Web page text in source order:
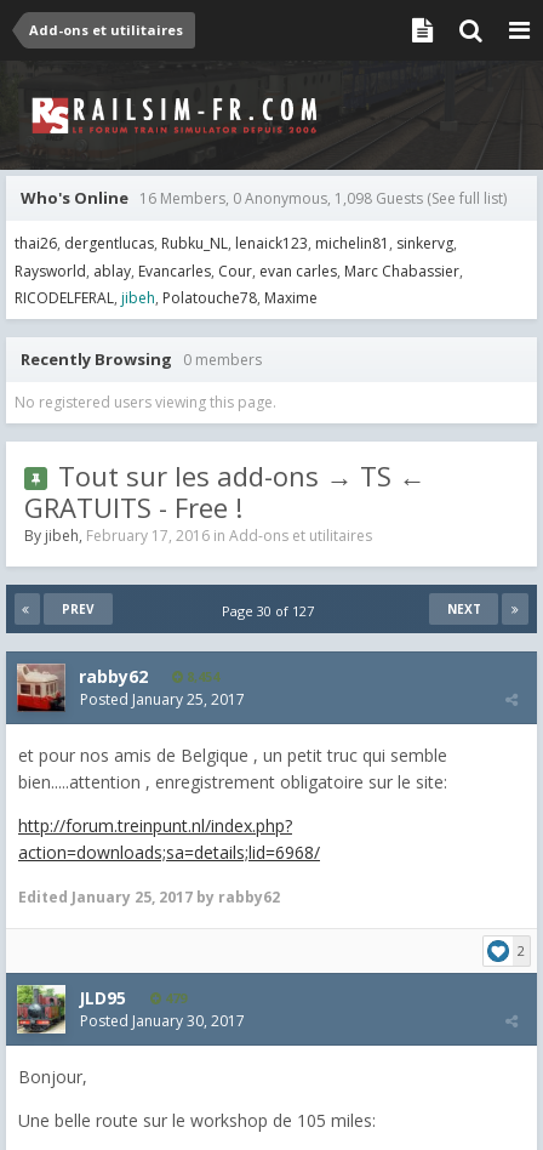
Add-ons et utilitaires
Who's Online 16 Members, 0 Anonymous, 1,098 Guests (See full list)
thai26 dergentlucas Rubku_NL lenaick123 michelin81 sinkervg
Raysworld ablay Evancarles Cour evan carles Marc Chabassier
RICODELFERAL jibeh Polatouche78 Maxime
Recently Browsing 0 members
No registered users viewing this page.
Tout sur les add-ons → TS ←
GRATUITS - Free !
By jibeh, February 17, 2016 in Add-ons et utilitaires
PREV NEXT
Page 30 of 127
rabby62 8,454
Posted January 25, 2017
et pour nos amis de Belgique , un petit truc qui semble
bien.....attention , enregistrement obligatoire sur le site:
http://forum.treinpunt.nl/index.php?
action=downloads;sa=details;lid=6968/
Edited January 25, 2017 by rabby62
2
JLD95 479
Posted January 30, 2017
Bonjour,
Une belle route sur le workshop de 105 miles: